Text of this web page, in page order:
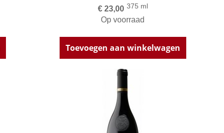
€ 23,00 375 ml
Op voorraad
Toevoegen aan winkelwagen